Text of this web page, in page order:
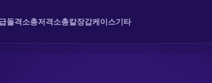
돌격소총저격소총칼장갑케이스기타